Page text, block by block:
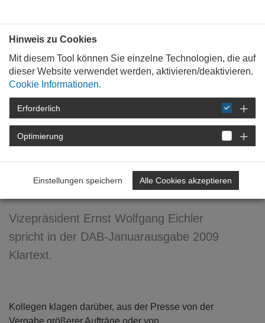
STARTSEITE DETAIL
Meine Quellen? ... immer
sprudelnd!
Vizepräsident Ernst Wolfgang Eichler
spricht in der DAB-Januarausgabe 2009
Klartext.
Kollegen klagen darüber, aus der Presse von der
Vergabe größerer Aufträge oder von
Hinweis zu Cookies
Mit diesem Tool können Sie einzelne Technologien, die auf
dieser Website verwendet werden, aktivieren/deaktivieren.
Cookie Informationen.
Erforderlich
Optimierung
Einstellungen speichern Alle Cookies akzeptieren